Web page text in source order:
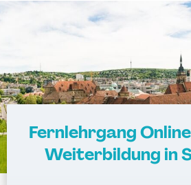
Fernlehrgang
Weiterbildung in